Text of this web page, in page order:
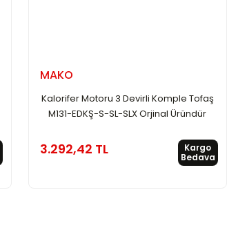
MAKO
Kalorifer Motoru 3 Devirli Komple Tofaş
M131-EDKŞ-S-SL-SLX Orjinal Üründür
3.292,42 TL
Kargo
Bedava